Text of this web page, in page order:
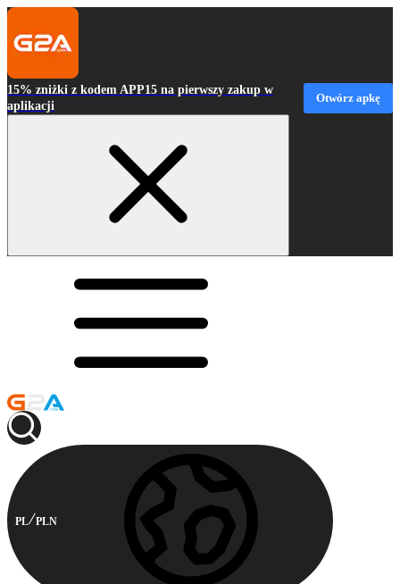
15% zniżki z kodem APP15 na pierwszy zakup w
aplikacji
Otwórz apkę
PL PLN